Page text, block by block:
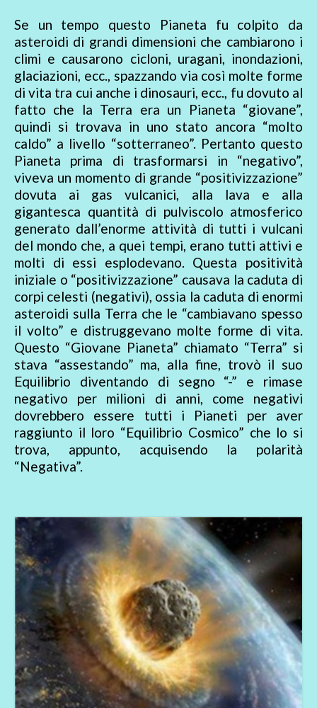
Se un tempo questo Pianeta fu colpito da
asteroidi di grandi dimensioni che cambiarono i
climi e causarono cicloni, uragani, inondazioni,
glaciazioni, ecc., spazzando via così molte forme
di vita tra cui anche i dinosauri, ecc., fu dovuto al
fatto che la Terra era un Pianeta “giovane”,
quindi si trovava in uno stato ancora “molto
caldo” a livello “sotterraneo”. Pertanto questo
Pianeta prima di trasformarsi in “negativo”,
viveva un momento di grande “positivizzazione”
dovuta ai gas vulcanici, alla lava e alla
gigantesca quantità di pulviscolo atmosferico
generato dall’enorme attività di tutti i vulcani
del mondo che, a quei tempi, erano tutti attivi e
molti di essi esplodevano. Questa positività
iniziale o “positivizzazione” causava la caduta di
corpi celesti (negativi), ossia la caduta di enormi
asteroidi sulla Terra che le “cambiavano spesso
il volto” e distruggevano molte forme di vita.
Questo “Giovane Pianeta” chiamato “Terra” si
stava “assestando” ma, alla fine, trovò il suo
Equilibrio diventando di segno “-” e rimase
negativo per milioni di anni, come negativi
dovrebbero essere tutti i Pianeti per aver
raggiunto il loro “Equilibrio Cosmico” che lo si
trova, appunto, acquisendo la polarità
“Negativa”.